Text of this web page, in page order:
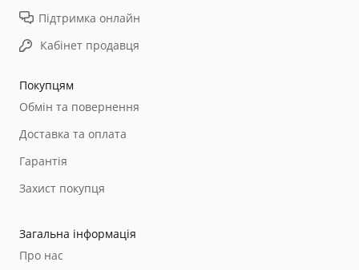
Покупцям
Обмін та повернення
Доставка та оплата
Гарантія
Захист покупця
Загальна інформація
Про нас
Підтримка онлайн
Кабінет продавця